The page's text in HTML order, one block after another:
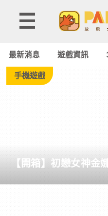
Tag:
韻
-
遊
最新消息 遊戲資訊
手機遊戲
【開箱】初戀女神